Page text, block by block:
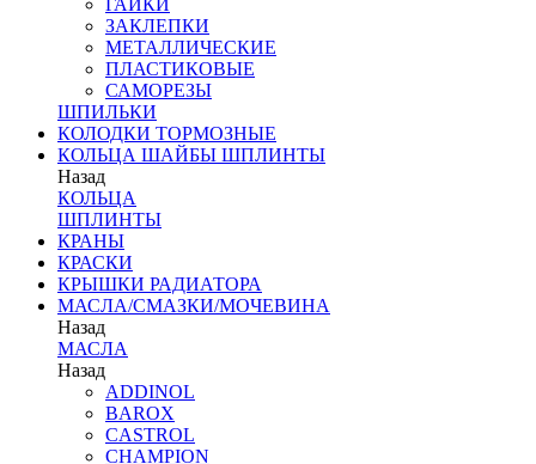
ГАЙКИ
ЗАКЛЕПКИ
МЕТАЛЛИЧЕСКИЕ
ПЛАСТИКОВЫЕ
САМОРЕЗЫ
ШПИЛЬКИ
КОЛОДКИ ТОРМОЗНЫЕ
КОЛЬЦА ШАЙБЫ ШПЛИНТЫ
Назад
КОЛЬЦА
ШПЛИНТЫ
КРАНЫ
КРАСКИ
КРЫШКИ РАДИАТОРА
МАСЛА/СМАЗКИ/МОЧЕВИНА
Назад
МАСЛА
Назад
ADDINOL
BAROX
CASTROL
CHAMPION